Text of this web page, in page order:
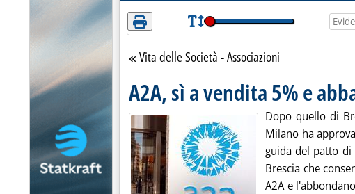
Torna alla sezione
Vita delle Società - Associazioni
A2A, sì a vendita 5% e
Dopo quello di
Milano ha
guida del patto
Brescia che
A2A e